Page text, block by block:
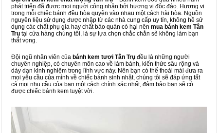
phát triển đã được mọi người công nhận bởi hương vị độc đáo. Hương vị
trong mỗi chiếc bánh đều hòa quyện vào nhau một cách hài hòa. Nguồn
nguyên liệu sử dụng được nhập từ các nhà cung cấp uy tín, không hề sử
dụng các chất phụ gia hay chất bảo quản có hại nên mua bánh kem Tân
Trụ tại cửa hàng chúng tôi, là sự lựa chọn chắc chắn sẽ không làm bạn
thất vọng.
Đội ngũ nhân viên của bánh kem tươi Tân Trụ đều là những người
chuyên nghiệp, có chuyên môn cao về làm bánh, kiến thức sâu rộng và
dày dạn kinh nghiệm trong lĩnh vực này. Nên bạn có thể thoải mái đưa ra
mọi yêu cầu của mình về chiếc bánh sinh nhật, chúng tôi sẽ đáp ứng tất
cả mọi nhu cầu của bạn một cách chính xác nhất, đảm bảo bạn sẽ có
được chiếc bánh kem tuyệt vời.